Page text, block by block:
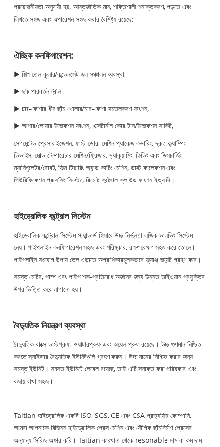
প্রয়োজনীয়তা অনুযায়ী হয়. আন্তর্জাতিক মান, শক্তিশালী শনাক্তকরণ, পড়তে এবং
লিখতে সহজ এবং অপারেশন সহজ করার বৈশিষ্ট্য রয়েছে;
ঐচ্ছিক কনফিগারেশন:
▶ শিল্প তেল কুলার/কন্ডেনসেট জল সঞ্চালন ব্যবস্থা,
▶ ছাঁচ পরিবর্তন ট্রলি
▶ চার-কোণার ধীর ছাঁচ খোলার/চার-কোণা সমতলকরণ ফাংশন,
▶ আপার/লোয়ার ইজেকশন ফাংশন, এক্সটার্নাল কোর টান/ইজেকশন সার্কিট,
সেগমেন্টেড প্রেসারাইজেশন, ফাস্ট ডোর, মেশিন প্যাকেজ কভারিং, দ্রুত ক্ল্যাম্পিং
ডিভাইস, মোল্ড টেম্পারেচার মেশিন/ফ্রিজার, ভ্যাকুয়ামিং, ফিডিং এবং ডিসচার্জিং
ম্যানিপুলেটর/রোবট, ফিল্ম টিয়ারিং অ্যান্ড কাটিং মেশিন, ডাস্ট কালেকশন এবং
পিউরিফিকেশন প্রসেসিং সিস্টেম, রিমোট কন্ট্রোল ক্লাউড ফাংশন ইত্যাদি।
হাইড্রোলিক কন্ট্রোল সিস্টেম
হাইড্রোলিক কন্ট্রোল সিস্টেম স্ট্যান্ডার্ড হিসাবে উচ্চ নির্ভুলতা লজিক ভালভিং সিস্টেম
নেয়। পাইপলাইন কনফিগারেশন সহজ এবং পরিষ্কার, রক্ষণাবেক্ষণ সহজ করে তোলে।
পাইপলাইন সংযোগ উপায় তেল এড়াতে অগ্রাধিকারমূলকভাবে ফ্ল্যাঞ্জ জয়েন্ট গ্রহণ করে।
সমস্ত মোটর, পাম্প এবং পাইপ শক-প্রতিরোধ অর্জনের জন্য উন্নত তাইওয়ান প্রযুক্তির
উপর ভিত্তি করে লাগানো হয়।
বৈদ্যুতিক নিয়ন্ত্রণ ব্যবস্থা
বৈদ্যুতিক বাক্সে ডাস্টপ্রুফ, ওয়াটারপ্রুফ এবং অয়েল প্রুফ রয়েছে। উচ্চ গুণমান নিশ্চিত
করতে স্নাইডার বৈদ্যুতিক ইউনিটগুলি গ্রহণ করুন। উচ্চ মানের নিশ্চিত করার জন্য
সমস্ত ইউনিট। সমস্ত ইউনিটে লেবেল রয়েছে, তাই এটি সনাক্ত করা পরিষ্কার এবং
বজায় রাখা সহজ।
Taitian হাইড্রোলিক একটি ISO, SGS, CE এবং CSA প্রত্যয়িত কোম্পানি,
আমরা আপনাকে বিভিন্ন হাইড্রোলিক প্রেস মেশিন এবং যৌগিক ছাঁচনির্মাণ প্রেসের
অন্যান্য সিরিজ অফার করি। Taitian কারখানা থেকে resonable দাম বা কম দাম